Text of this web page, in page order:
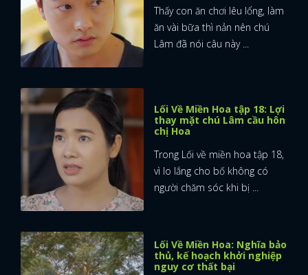
Thấy con ăn chơi lêu lổng, làm
ăn vài bữa thì nản nên chú
Lâm đã nói câu này ...
Lối Về Miền Hoa tập 18: Lợi
thay mặt chú Lâm cầu hôn
chị Hoa
Trong Lối về miền hoa tập 18,
vì lo lắng cho bố không có
người chăm sóc khi bị ...
Lối Về Miền Hoa: Nghĩa bảo
thủ, kế hoạch khởi nghiệp
nguy cơ thất bại